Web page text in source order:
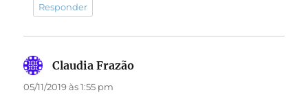
Responder
Claudia Frazão
05/11/2019 às 1:55 pm